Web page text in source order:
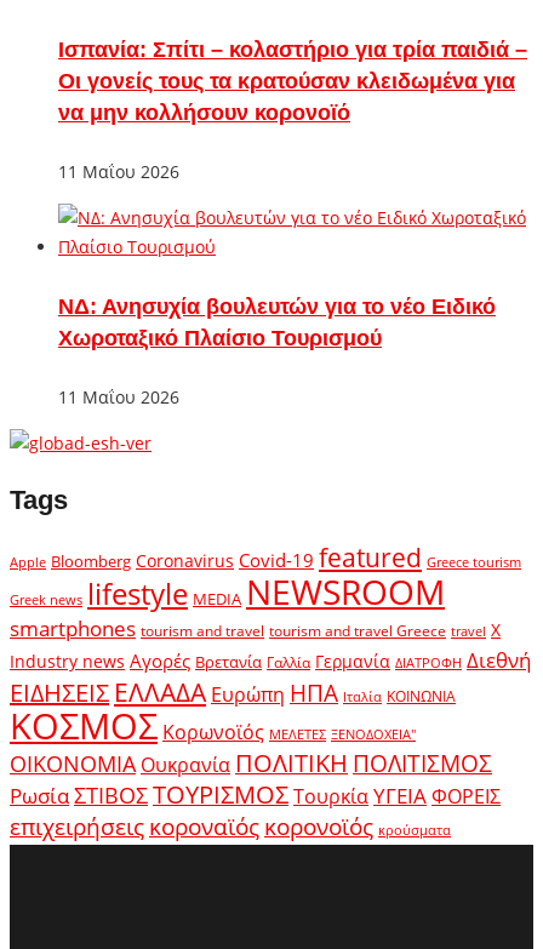
Ισπανία: Σπίτι – κολαστήριο για τρία παιδιά –
Οι γονείς τους τα κρατούσαν κλειδωμένα για
να μην κολλήσουν κορονοϊό
11 Μαΐου 2026
ΝΔ: Ανησυχία βουλευτών για το νέο Ειδικό
Χωροταξικό Πλαίσιο Τουρισμού
11 Μαΐου 2026
Tags
Apple Bloomberg Coronavirus Covid-19 featured Greece tourism
Greek news lifestyle MEDIA NEWSROOM
smartphones tourism and travel tourism and travel Greece travel X
Industry news Αγορές Βρετανία Γαλλία Γερμανία ΔΙΑΤΡΟΦΗ Διεθνή
ΕΙΔΗΣΕΙΣ ΕΛΛΑΔΑ Ευρώπη ΗΠΑ Ιταλία ΚΟΙΝΩΝΙΑ
ΚΟΣΜΟΣ Κορωνοϊός ΜΕΛΕΤΕΣ ΞΕΝΟΔΟΧΕΙΑ"
ΟΙΚΟΝΟΜΙΑ Ουκρανία ΠΟΛΙΤΙΚΗ ΠΟΛΙΤΙΣΜΟΣ
ΡωσίαΣΤΙΒΟΣΤΟΥΡΙΣΜΟΣΤουρκίαΥΓΕΙΑΦΟΡΕΙΣ
επιχειρήσειςκοροναϊόςκορονοϊός κρούσματα